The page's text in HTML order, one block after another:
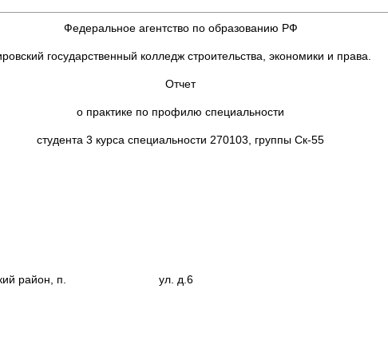
Федеральное агентство по образованию РФ
государственный колледж строительства, экономики и права.
Отчет
о практике по профилю специальности
студента 3 курса специальности 270103, группы Ск-55
омутнинский район, п. ул. д.6